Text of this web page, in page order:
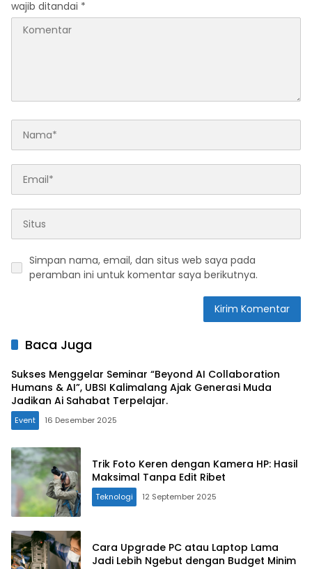
wajib ditandai *
Simpan nama, email, dan situs web saya pada
peramban ini untuk komentar saya berikutnya.
Baca Juga
Sukses Menggelar Seminar “Beyond AI Collaboration
Humans & AI”, UBSI Kalimalang Ajak Generasi Muda
Jadikan Ai Sahabat Terpelajar.
Event 16 Desember 2025
Trik Foto Keren dengan Kamera HP: Hasil
Maksimal Tanpa Edit Ribet
Teknologi 12 September 2025
Cara Upgrade PC atau Laptop Lama
Jadi Lebih Ngebut dengan Budget Minim